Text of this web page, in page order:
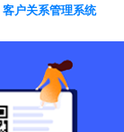
客户关系管理系统